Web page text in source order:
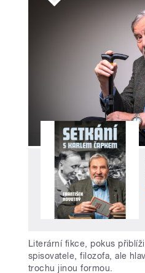
Literární fikce, pokus
spisovatele, filozofa, ale
trochu jinou formou.